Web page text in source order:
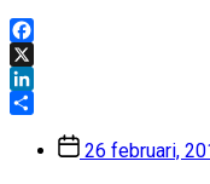
Facebook
X
LinkedIn
Inläggsdatum
26 februari,